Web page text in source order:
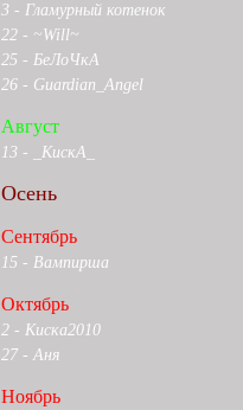
3 - Гламурный котенок
22 - ~Will~
25 - БеЛоЧкА
26 - Guardian_Angel
Август
13 - _КискА_
Осень
Сентябрь
15 - Вампирша
Октябрь
2 - Киска2010
27 - Аня
Ноябрь